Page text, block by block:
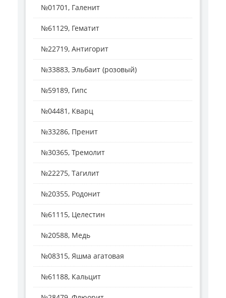
№01701, Галенит
№61129, Гематит
№22719, Антигорит
№33883, Эльбаит (розовый)
№59189, Гипс
№04481, Кварц
№33286, Пренит
№30365, Тремолит
№22275, Тагилит
№20355, Родонит
№61115, Целестин
№20588, Медь
№08315, Яшма агатовая
№61188, Кальцит